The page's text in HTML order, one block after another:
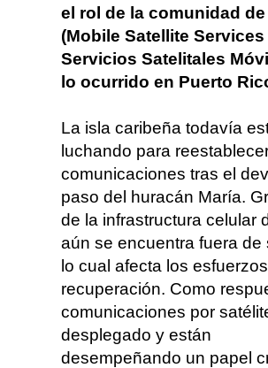
el rol de la comunidad de
(Mobile Satellite Services
Servicios Satelitales
lo ocurrido en Puerto
La isla caribeña todavía
luchando para
comunicaciones tras el
paso del huracán María.
de la infrastructura celular
aún se encuentra fuera de
lo cual afecta los
recuperación. Como
comunicaciones por
desplegado y están
desempeñando un papel